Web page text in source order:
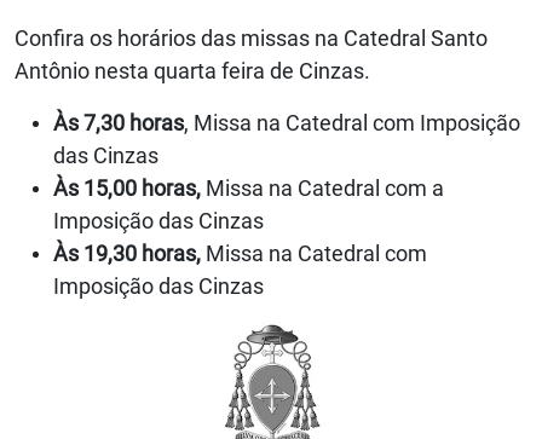
Confira os horários das missas na Catedral Santo
Antônio nesta quarta feira de Cinzas.
Às 7,30 horas, Missa na Catedral com Imposição
das Cinzas
Às 15,00 horas, Missa na Catedral com a
Imposição das Cinzas
Às 19,30 horas, Missa na Catedral com
Imposição das Cinzas